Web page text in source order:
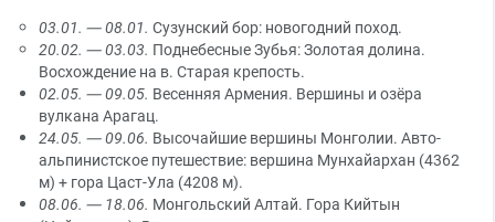
03.01. — 08.01. Сузунский бор: новогодний поход.
20.02. — 03.03. Поднебесные Зубья: Золотая долина.
Восхождение на в. Старая крепость.
02.05. — 09.05. Весенняя Армения. Вершины и озёра
вулкана Арагац.
24.05. — 09.06. Высочайшие вершины Монголии. Авто-
альпинистское путешествие: вершина Мунхайархан (4362
м) + гора Цаст-Ула (4208 м).
08.06. — 18.06. Монгольский Алтай. Гора Кийтын